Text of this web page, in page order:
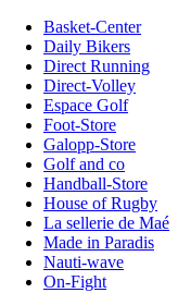
Basket-Center
Daily Bikers
Direct Running
Direct-Volley
Espace Golf
Foot-Store
Galopp-Store
Golf and co
Handball-Store
House of Rugby
La sellerie de Maé
Made in Paradis
Nauti-wave
On-Fight